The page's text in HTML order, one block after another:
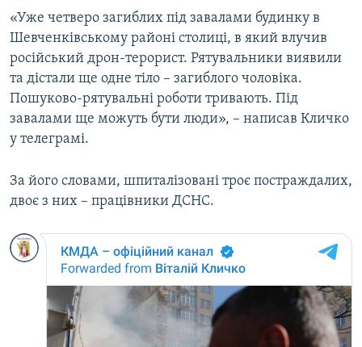
«Уже четверо загиблих під завалами будинку в
Шевченківському районі столиці, в який влучив
російський дрон-терорист. Рятувальники виявили
та дістали ще одне тіло – загиблого чоловіка.
Пошуково-рятувальні роботи тривають. Під
завалами ще можуть бути люди», – написав Кличко
у телеграмі.
За його словами, шпиталізовані троє постраждалих,
двоє з них – працівники ДСНС.